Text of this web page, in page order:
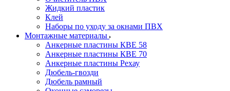
Жидкий пластик
Клей
Наборы по уходу за окнами ПВХ
Монтажные материалы
Анкерные пластины КВЕ 58
Анкерные пластины КВЕ 70
Анкерные пластины Рехау
Дюбель-гвозди
Дюбель рамный